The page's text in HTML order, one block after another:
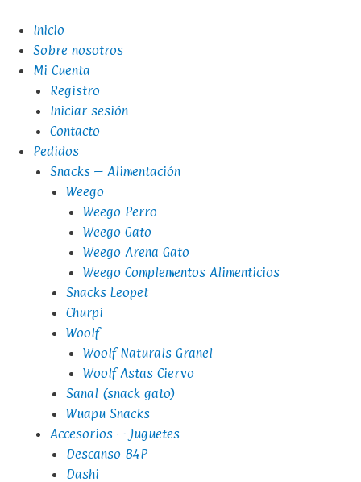
Inicio
Sobre nosotros
Mi Cuenta
Registro
Iniciar sesión
Contacto
Pedidos
Snacks – Alimentación
Weego
Weego Perro
Weego Gato
Weego Arena Gato
Weego Complementos Alimenticios
Snacks Leopet
Churpi
Woolf
Woolf Naturals Granel
Woolf Astas Ciervo
Sanal (snack gato)
Wuapu Snacks
Accesorios – Juguetes
Descanso B4P
Dashi